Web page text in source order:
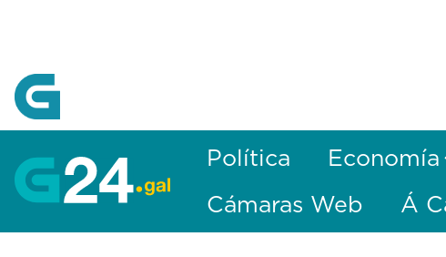
Política Economía
Cámaras Web
Á